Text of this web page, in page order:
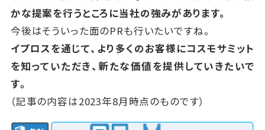
かな提案を行うところに当社の強みがあります。
今後はそういった面のPRも行いたいですね。
イプロスを通じて、より多くのお客様にコスモサミット
を知っていただき、新たな価値を提供していきたいで
す。
（記事の内容は2023年8月時点のものです）